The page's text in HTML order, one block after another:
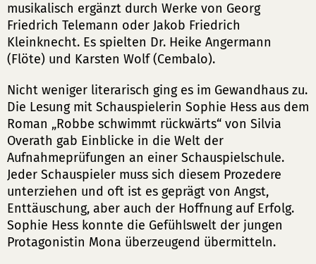
musikalisch ergänzt durch Werke von Georg
Friedrich Telemann oder Jakob Friedrich
Kleinknecht. Es spielten Dr. Heike Angermann
(Flöte) und Karsten Wolf (Cembalo).
Nicht weniger literarisch ging es im Gewandhaus zu.
Die Lesung mit Schauspielerin Sophie Hess aus dem
Roman „Robbe schwimmt rückwärts“ von Silvia
Overath gab Einblicke in die Welt der
Aufnahmeprüfungen an einer Schauspielschule.
Jeder Schauspieler muss sich diesem Prozedere
unterziehen und oft ist es geprägt von Angst,
Enttäuschung, aber auch der Hoffnung auf Erfolg.
Sophie Hess konnte die Gefühlswelt der jungen
Protagonistin Mona überzeugend übermitteln.